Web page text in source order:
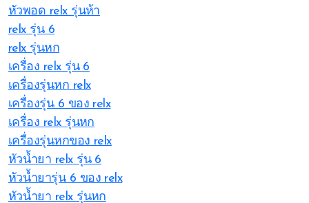
หัวพอด relx รุ่นห้า
relx รุ่น 6
relx รุ่นหก
เครื่อง relx รุ่น 6
เครื่องรุ่นหก relx
เครื่องรุ่น 6 ของ relx
เครื่อง relx รุ่นหก
เครื่องรุ่นหกของ relx
หัวน้ำยา relx รุ่น 6
หัวน้ำยารุ่น 6 ของ relx
หัวน้ำยา relx รุ่นหก